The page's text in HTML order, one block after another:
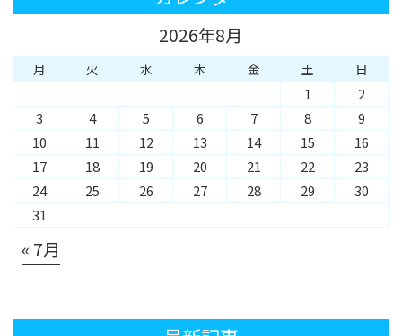
2026年8月
月 火 水 木 金 土 日
1
2
3
4 5 6 7 8
9
10
11 12 13 14 15
16
17
18 19 20 21 22
23
24
25 26 27 28 29
30
31
« 7月